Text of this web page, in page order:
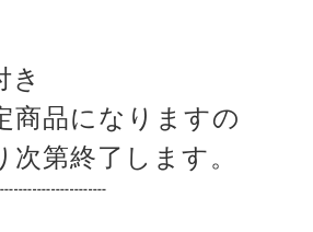
き
商品になりますの
第終了します。